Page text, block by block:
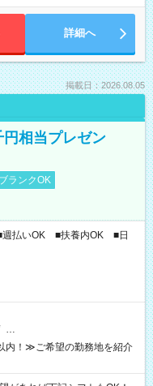
詳細へ
掲載日：2026.08.05
相当プレゼン
ブランクOK
週払いOK ■扶養内OK ■日
…
内！≫ご希望の勤務地を紹介